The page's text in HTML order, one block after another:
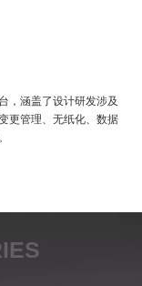
，涵盖了设计研发涉及
更管理、无纸化、数据